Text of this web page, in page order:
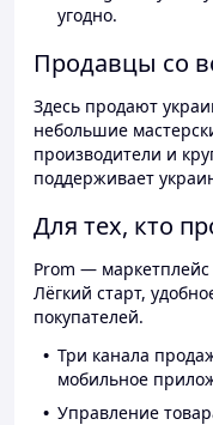
угодно.
Продавцы со
Здесь продают
небольшие
производители и
поддерживает
Для тех, кто
Prom —
Лёгкий старт,
покупателей.
Три канала
мобильное
Управление